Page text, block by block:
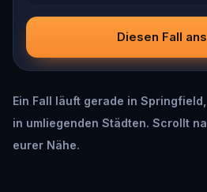
Diesen Fall
Ein Fall läuft gerade in
in umliegenden Städten. Scrollt
eurer Nähe.